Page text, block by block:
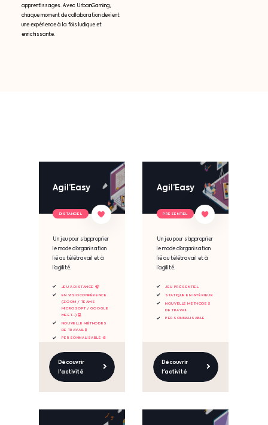
apprentissages. Avec UrbanGaming,
chaque moment de collaboration devient
une expérience à la fois ludique et
enrichissante.
Agil’Easy
Un jeu pour s’approprier
le mode d’organisation
lié au télétravail et à
l’agilité.
JEU À DISTANCE 🎧
EN VISIOCONFÉRENCE
(ZOOM / TEAMS
MICROSOFT / GOOGLE
MEET...) 💻
NOUVELLE MÉTHODES
DE TRAVAIL 🧪
PERSONNALISABLE 🎨
Découvrir
l'activité
DISTANCIEL
Agil’Easy
Un jeu pour s’approprier
le mode d’organisation
lié au télétravail et à
l’agilité.
JEU PRÉSENTIEL
STATIQUE EN INTÉRIEUR
NOUVELLE MÉTHODES
DE TRAVAIL
PERSONNALISABLE
Découvrir
l'activité
PRESENTIEL